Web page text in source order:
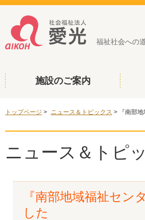
福祉社会への
施設のご案内
トップページ > ニュース＆トピックス > 『南部
ニュース＆トピ
『南部地域福祉セン
した